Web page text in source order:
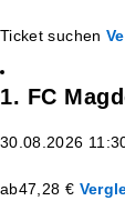
Ticket suchen
1. FC
30.08.2026
ab47,28 €